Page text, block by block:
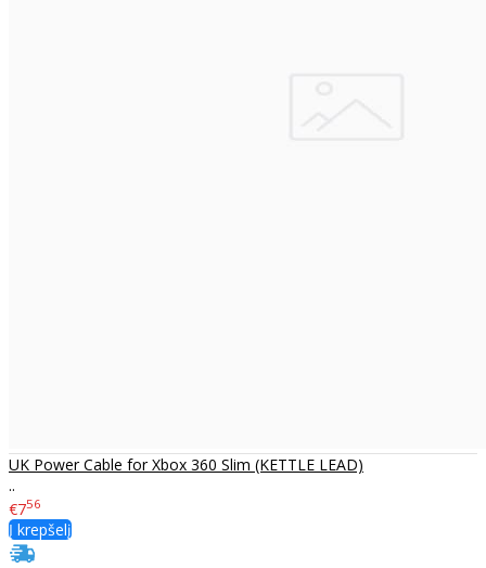
UK Power Cable for Xbox 360 Slim (KETTLE LEAD)
..
€756
Į krepšelį